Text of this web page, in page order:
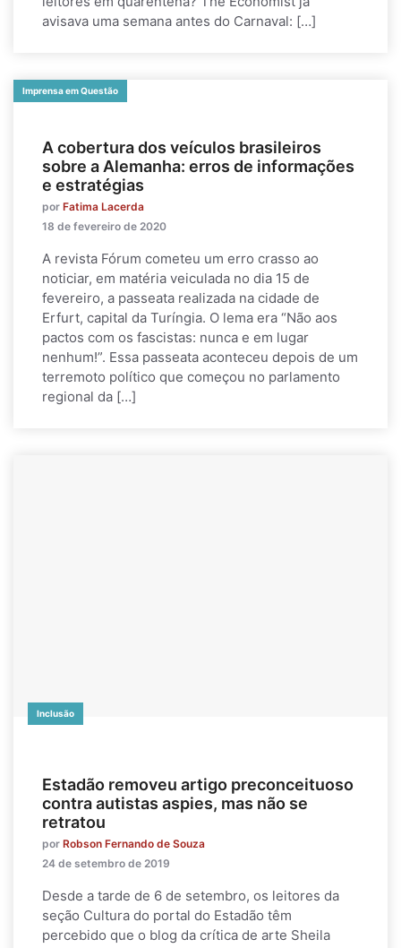
avisava uma semana antes do Carnaval: […]
Imprensa em Questão
A cobertura dos veículos brasileiros
sobre a Alemanha: erros de informações
e estratégias
por Fatima Lacerda
18 de fevereiro de 2020
A revista Fórum cometeu um erro crasso ao
noticiar, em matéria veiculada no dia 15 de
fevereiro, a passeata realizada na cidade de
Erfurt, capital da Turíngia. O lema era “Não aos
pactos com os fascistas: nunca e em lugar
nenhum!”. Essa passeata aconteceu depois de um
terremoto político que começou no parlamento
regional da […]
Inclusão
Estadão removeu artigo preconceituoso
contra autistas aspies, mas não se
retratou
por Robson Fernando de Souza
24 de setembro de 2019
Desde a tarde de 6 de setembro, os leitores da
seção Cultura do portal do Estadão têm
percebido que o blog da crítica de arte Sheila